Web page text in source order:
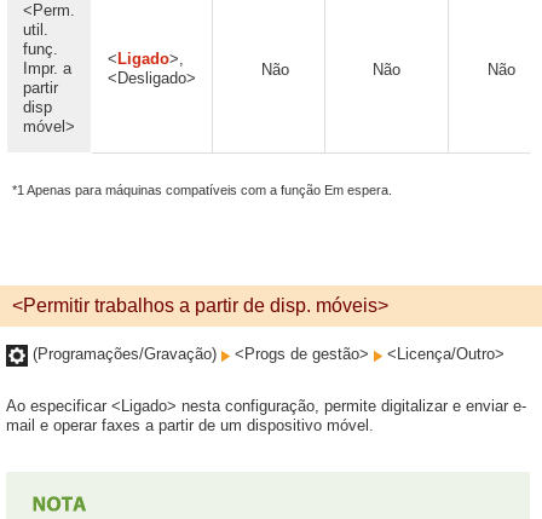
<Perm.
util.
funç.
Impr. a
partir
disp
móvel>
< Ligado>,
<Desligado>
Não Não Não
*1 Apenas para máquinas compatíveis com a função Em espera.
<Permitir trabalhos a partir de disp. móveis>
(Programações/Gravação) <Progs de gestão> <Licença/Outro>
Ao especificar <Ligado> nesta configuração, permite digitalizar e enviar e-
mail e operar faxes a partir de um dispositivo móvel.